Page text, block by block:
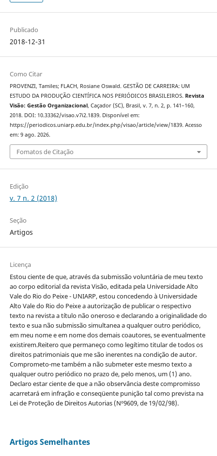
Publicado
2018-12-31
Como Citar
PROVENZI, Tamiles; FLACH, Rosiane Oswald. GESTÃO DE CARREIRA: UM
ESTUDO DA PRODUÇÃO CIENTÍFICA NOS PERIÓDICOS BRASILEIROS. Revista
Visão: Gestão Organizacional, Caçador (SC), Brasil, v. 7, n. 2, p. 141–160,
2018. DOI: 10.33362/visao.v7i2.1839. Disponível em:
https://periodicos.uniarp.edu.br/index.php/visao/article/view/1839. Acesso
em: 9 ago. 2026.
Fomatos de Citação
Edição
v. 7 n. 2 (2018)
Seção
Artigos
Licença
Estou ciente de que, através da submissão voluntária de meu texto
ao corpo editorial da revista Visão, editada pela Universidade Alto
Vale do Rio do Peixe - UNIARP, estou concedendo à Universidade
Alto Vale do Rio do Peixe a autorização de publicar o respectivo
texto na revista a título não oneroso e declarando a originalidade do
texto e sua não submissão simultanea a qualquer outro periódico,
em meu nome e em nome dos demais coautores, se eventualmente
existirem.Reitero que permaneço como legítimo titular de todos os
direitos patrimoniais que me são inerentes na condição de autor.
Comprometo-me também a não submeter este mesmo texto a
qualquer outro periódico no prazo de, pelo menos, um (1) ano.
Declaro estar ciente de que a não observância deste compromisso
acarretará em infração e conseqüente punição tal como prevista na
Lei de Proteção de Direitos Autorias (Nº9609, de 19/02/98).
Artigos Semelhantes